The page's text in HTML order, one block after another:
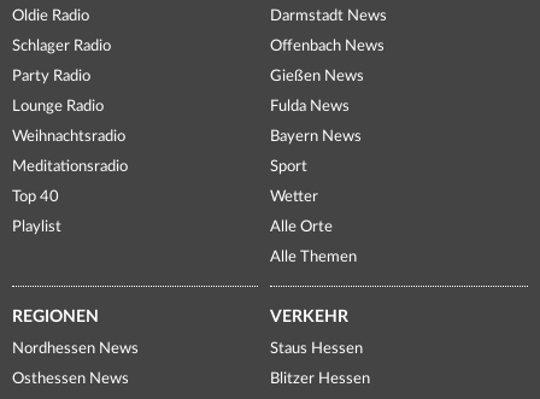
Oldie Radio
Schlager Radio
Party Radio
Lounge Radio
Weihnachtsradio
Meditationsradio
Top 40
Playlist
Darmstadt News
Offenbach News
Gießen News
Fulda News
Bayern News
Sport
Wetter
Alle Orte
Alle Themen
REGIONEN
Nordhessen News
Osthessen News
VERKEHR
Staus Hessen
Blitzer Hessen